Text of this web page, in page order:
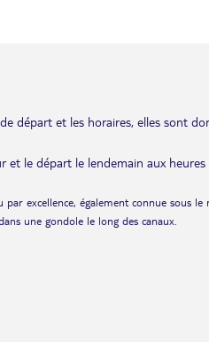
départ et les horaires, elles sont
le départ le lendemain aux heures
excellence, également connue sous
une gondole le long des canaux.